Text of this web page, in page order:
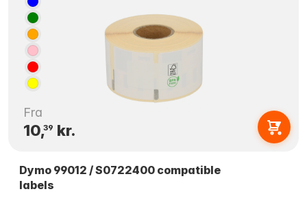
Fra
10,39 kr.
Dymo 99012 / S0722400 compatible
labels